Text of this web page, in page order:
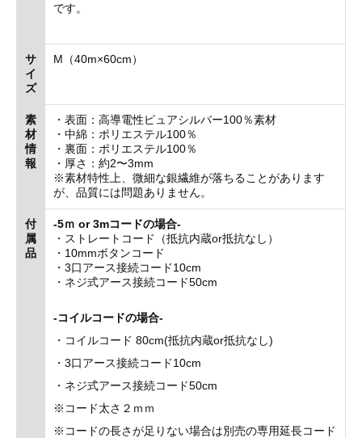
です。
サ
イ
ズ
M（40m×60cm）
素
材
情
報
・表面：高導電性ピュアシルバー100％素材
・中綿：ポリエステル100％
・裏面：ポリエステル100％
・厚さ：約2〜3mm
※素材特性上、微細な銀繊維が落ちることがあります
が、品質には問題ありません。
付
属
品
-5ｍ or 3mコードの場合-
・ストレートコード（抵抗内蔵or抵抗なし）
・10mmボタンコード
・3口アース接続コード10cm
・ネジ式アース接続コード50cm
-コイルコードの場合-
・コイルコード 80cm(抵抗内蔵or抵抗なし)
・3口アース接続コード10cm
・ネジ式アース接続コード50cm
※コード太さ２ｍｍ
※コードの長さが足りない場合は別売の専用延長コード